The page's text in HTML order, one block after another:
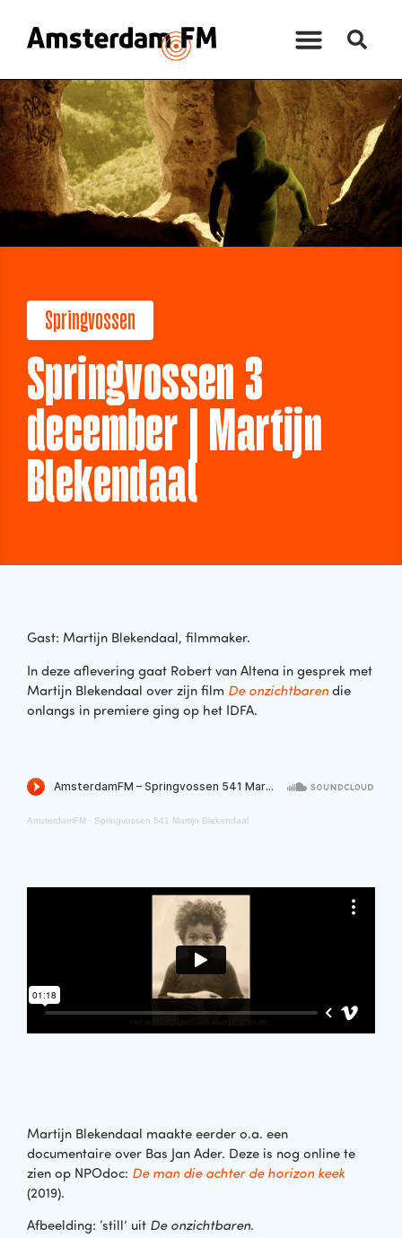
Springvossen
Springvossen 3
december | Martijn
Blekendaal
Gast: Martijn Blekendaal, filmmaker.
In deze aflevering gaat Robert van Altena in gesprek met
Martijn Blekendaal over zijn film De onzichtbaren die
onlangs in premiere ging op het IDFA.
AmsterdamFM · Springvossen 541 Martijn Blekendaal
Martijn Blekendaal maakte eerder o.a. een
documentaire over Bas Jan Ader. Deze is nog online te
zien op NPOdoc: De man die achter de horizon keek
(2019).
Afbeelding: ‘still’ uit De onzichtbaren.